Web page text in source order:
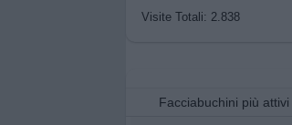
Visite Totali: 2.838
Facciabuchini più attivi